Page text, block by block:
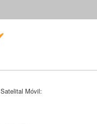
Satelital Móvil: